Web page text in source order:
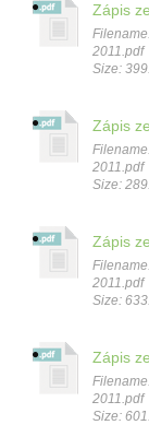
Zápis
2011.pdf
Size:
Zápis
2011.pdf
Size:
Zápis
2011.pdf
Size:
Zápis
2011.pdf
Size: